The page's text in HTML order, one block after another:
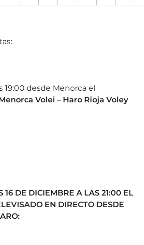
19:00 desde Menorca el
Volei – Haro Rioja Voley
16 DE DICIEMBRE A LAS 21:00 EL
EN DIRECTO DESDE